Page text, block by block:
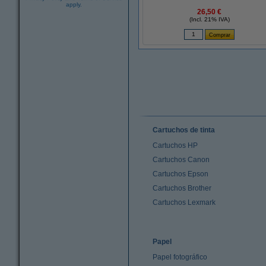
apply.
26,50 €
(Incl. 21% IVA)
Cartuchos de tinta
Cartuchos HP
Cartuchos Canon
Cartuchos Epson
Cartuchos Brother
Cartuchos Lexmark
Papel
Papel fotográfico